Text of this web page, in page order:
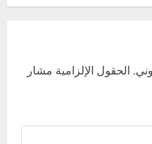
الحقول الإلزامية مشار